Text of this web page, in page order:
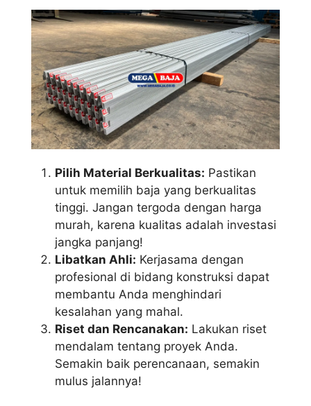
Pilih Material Berkualitas: Pastikan
untuk memilih baja yang berkualitas
tinggi. Jangan tergoda dengan harga
murah, karena kualitas adalah investasi
jangka panjang!
Libatkan Ahli: Kerjasama dengan
profesional di bidang konstruksi dapat
membantu Anda menghindari
kesalahan yang mahal.
Riset dan Rencanakan: Lakukan riset
mendalam tentang proyek Anda.
Semakin baik perencanaan, semakin
mulus jalannya!